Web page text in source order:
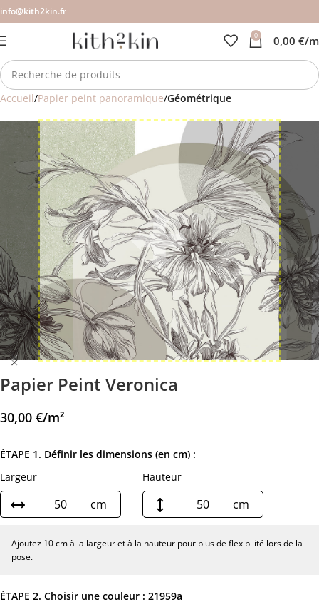
info@kith2kin.fr
0 0,00 €/
Accueil Papier peint panoramique Géométrique
Papier Peint Veronica
30,00 €/m²
ÉTAPE 1. Définir les dimensions (en cm) :
Largeur
cm
Hauteur
cm
Ajoutez 10 cm à la largeur et à la hauteur pour plus de flexibilité lors de la
pose.
ÉTAPE 2. Choisir une couleur : 21959a